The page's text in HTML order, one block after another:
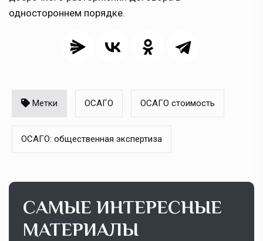
одностороннем порядке.
Метки ОСАГО ОСАГО стоимость
ОСАГО: общественная экспертиза
САМЫЕ ИНТЕРЕСНЫЕ
МАТЕРИАЛЫ